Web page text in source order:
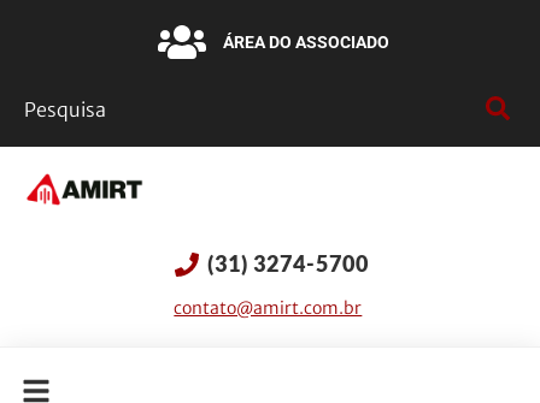
ÁREA DO ASSOCIADO
(31) 3274-5700
contato@amirt.com.br